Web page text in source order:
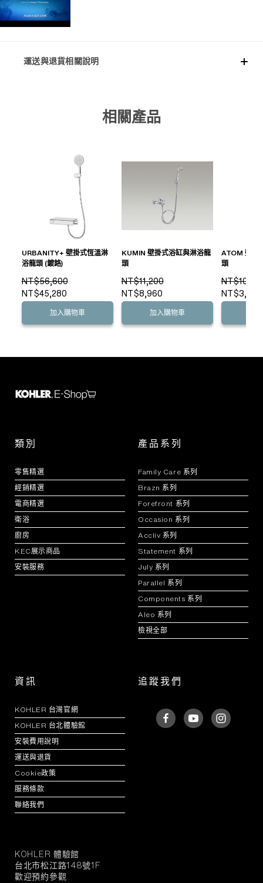
運送與退貨相關說明
相關產品
URBANITY+ 壁掛式恆溫淋
浴龍頭 (鍍鉻)
NT$56,600
NT$45,280
加入購物車
KUMIN 壁掛式浴缸與淋浴龍
頭
NT$11,200
NT$8,960
加入購物車
ATOM 壁掛
頭
NT$3,990
類別
零售精選
經銷精選
電商精選
衛浴
廚房
KEC展示商品
安裝服務
產品系列
Family Care 系列
Brazn 系列
Forefront 系列
Occasion 系列
Accliv 系列
Statement 系列
July 系列
Parallel 系列
Components 系列
Aleo 系列
檢視全部
資訊
KOHLER 台灣官網
KOHLER 台北體驗館
安裝費用說明
運送與退貨
Cookie政策
服務條款
聯絡我們
追蹤我們
KOHLER
官
KOHLER 體驗館
台北市松江路148號1F
歡迎預約參觀